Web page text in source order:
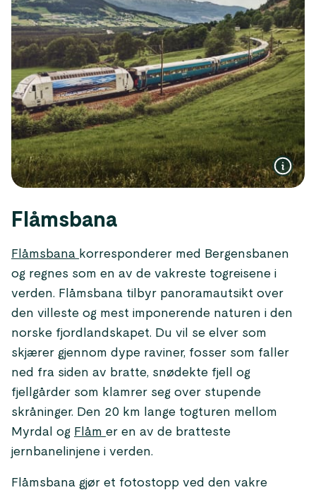
Flåmsbana
Flåmsbana korresponderer med Bergensbanen
og regnes som en av de vakreste togreisene i
verden. Flåmsbana tilbyr panoramautsikt over
den villeste og mest imponerende naturen i den
norske fjordlandskapet. Du vil se elver som
skjærer gjennom dype raviner, fosser som faller
ned fra siden av bratte, snødekte fjell og
fjellgårder som klamrer seg over stupende
skråninger. Den 20 km lange togturen mellom
Myrdal og Flåm er en av de bratteste
jernbanelinjene i verden.
Flåmsbana gjør et fotostopp ved den vakre